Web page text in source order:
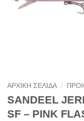
ΑΡΧΙΚΉ ΣΕΛΊΔΑ /
SANDEEL
SF – PINK